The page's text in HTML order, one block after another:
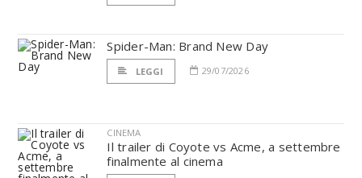
Spider-Man: Brand New Day
LEGGI 29/07/2026
CINEMA
Il trailer di Coyote vs Acme, a settembre
finalmente al cinema